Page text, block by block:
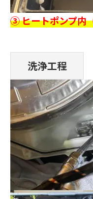
③ ヒートポンプ内
洗浄工程